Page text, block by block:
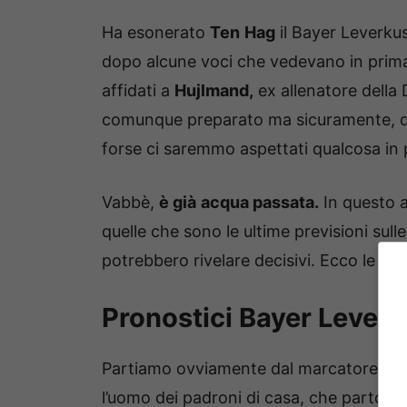
Ha esonerato Ten Hag il Bayer
dopo alcune voci che vedevano in
affidati a Hujlmand, ex allenatore della
comunque preparato ma sicuramente,
forse ci saremmo aspettati qualcosa in
Vabbè, è già acqua passata. In questo
quelle che sono le ultime previsioni
potrebbero rivelare decisivi. Ecco le
Pronostici Bayer
Partiamo ovviamente dal marcatore e
l’uomo dei padroni di casa, che